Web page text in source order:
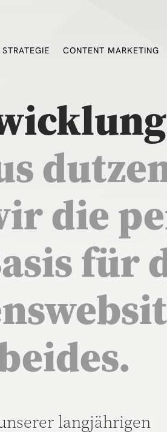
STRATEGIE
CONTENT MARKETING
die
für
langjährigen